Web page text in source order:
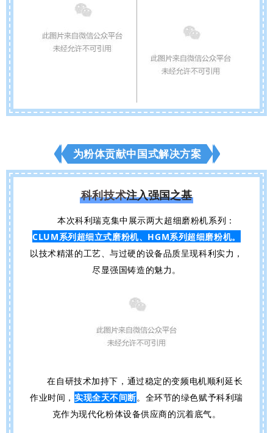
为粉体贡献中国式解决方案
科利技术注入强国之基
本次科利瑞克集中展示两大超细磨粉机系列 ：
CLUM系列超细立式磨粉机、HGM系列超细磨粉机。
以技术精湛的工艺、与过硬的设备品质呈现科利实力，
尽显强国铸造的魅力。
在自研技术加持下，通过稳定的变频电机顺利延长
作业时间， 实现全天不间断。 全环节的绿色赋予科利瑞
克作为现代化粉体设备供应商的沉着底气。